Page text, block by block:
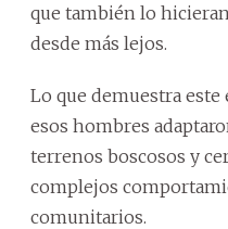
que también lo
desde más lejos.
Lo que demuestra este
esos hombres
terrenos boscosos y
complejos
comunitarios.